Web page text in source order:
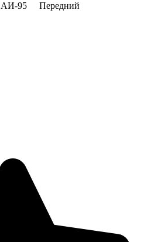
АИ-95 Передний